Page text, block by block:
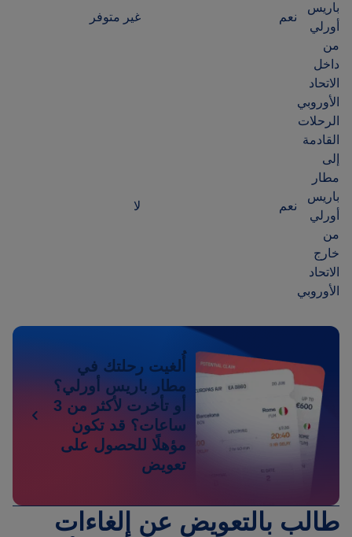
باريس
أورلي
من
داخل
الاتحاد
الأوروبي
نعم غير متوفر
الرحلات
القادمة
إلى
مطار
باريس
أورلي
من
خارج
الاتحاد
الأوروبي
نعم لا
أُلغيت رحلتك في
مطار باريس أورلي؟
أو تأخرت لأكثر من 3
ساعات؟ قد تكون
مؤهلًا للحصول على
تعويض
طالب بالتعويض عن إلغاءات